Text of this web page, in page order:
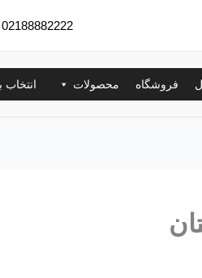
02188882222
فروشگاه محصولات